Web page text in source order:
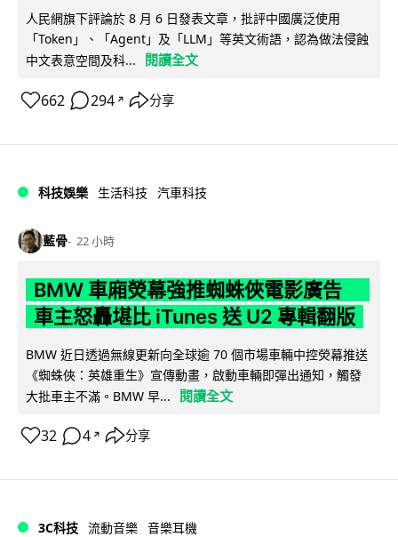
人民網旗下評論於 8 月 6 日發表文章，批評中國廣泛使用
「Token」、「Agent」及「LLM」等英文術語，認為做法侵蝕
中文表意空間及科...
閱讀全文
662 294 ↗ 分享
科技娛樂 生活科技 汽車科技
藍骨 22 小時
BMW 車廂熒幕強推蜘蛛俠電影廣告
車主怒轟堪比 iTunes 送 U2 專輯翻版
BMW 近日透過無線更新向全球逾 70 個市場車輛中控熒幕推送
《蜘蛛俠：英雄重生》宣傳動畫，啟動車輛即彈出通知，觸發
大批車主不滿。BMW 早...
閱讀全文
32 4 ↗ 分享
3C科技 流動音樂 音樂耳機